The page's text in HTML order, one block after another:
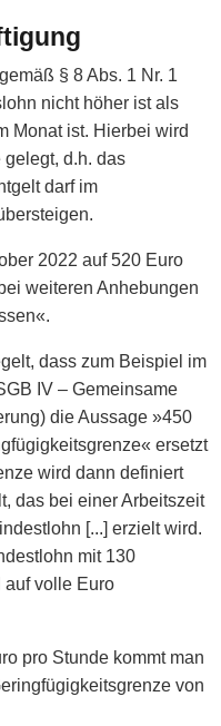
§ 8 Abs. 1 Nr. 1
nicht höher ist als
Monat ist. Hierbei wird
d.h. das
darf im
2022 auf 520 Euro
weiteren Anhebungen
dass zum Beispiel im
IV – Gemeinsame
die Aussage »450
ersetzt
wird dann definiert
das bei einer Arbeitszeit
[...] erzielt wird.
mit 130
auf volle Euro
pro Stunde kommt man
von